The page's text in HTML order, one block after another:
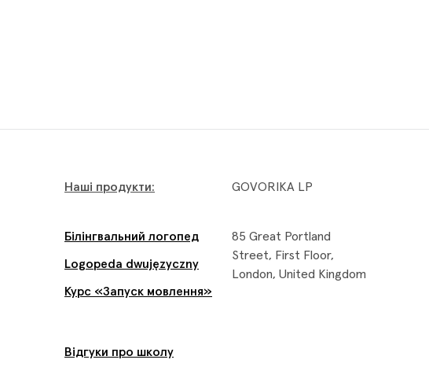
Наші продукти:
Білінгвальний логопед
Відгуки про школу
GOVORIKA LP
85 Great Portland
Street, First Floor,
London, United Kingdom
Logopeda dwujęzyczny
Курс «Запуск мовлення»